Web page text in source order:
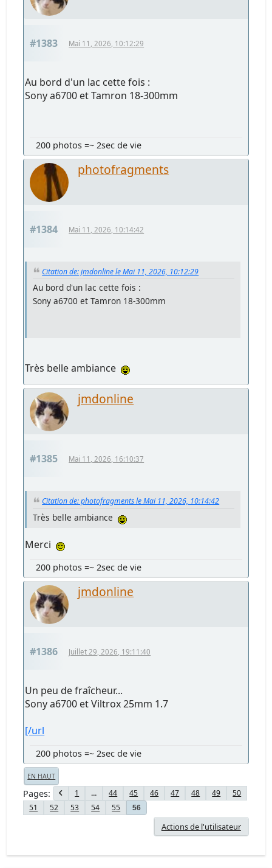
#1383 Mai 11, 2026, 10:12:29
Au bord d'un lac cette fois :
Sony a6700 et Tamron 18-300mm
200 photos =~ 2sec de vie
photofragments
#1384 Mai 11, 2026, 10:14:42
Citation de: jmdonline le Mai 11, 2026, 10:12:29
Au bord d'un lac cette fois :
Sony a6700 et Tamron 18-300mm
Très belle ambiance
jmdonline
#1385 Mai 11, 2026, 16:10:37
Citation de: photofragments le Mai 11, 2026, 10:14:42
Très belle ambiance
Merci
200 photos =~ 2sec de vie
jmdonline
#1386 Juillet 29, 2026, 19:11:40
Un peu de fraîcheur...
Sony a6700 et Viltrox 25mm 1.7
[/url
200 photos =~ 2sec de vie
EN HAUT
Pages 1 ... 44 45 46 47 48 49
50
51
52 53 54 55 56
Actions de l'utilisateur